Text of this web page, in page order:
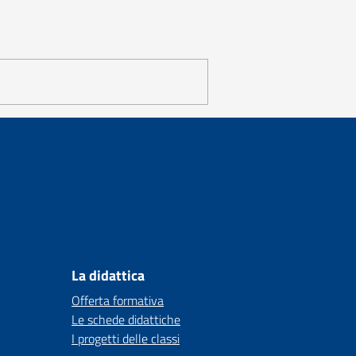
La didattica
Offerta formativa
Le schede didattiche
I progetti delle classi